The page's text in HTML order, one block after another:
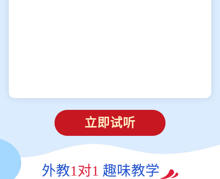
立即试听
外教1对1 趣味教学